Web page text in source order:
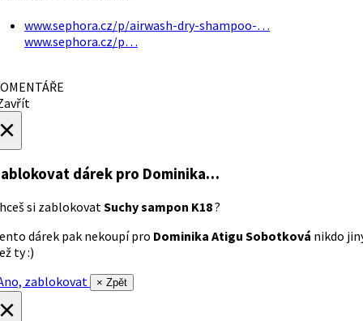
www.sephora.cz/p/airwash-dry-shampoo-…
www.sephora.cz/p…
dárek pro Dominika…
si zablokovatSuchy sampon K18?
dárek pak nekoupí pro Dominika Atigu Sobotková nikdo
ty :)
zablokovat
× Zpět